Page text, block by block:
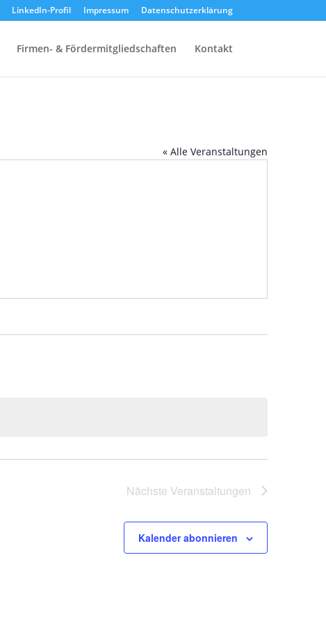
LinkedIn-Profil Impressum Datenschutzerklärung
Firmen- & Fördermitgliedschaften Kontakt
« Alle Veranstaltungen
Nächste Veranstaltungen
Kalender abonnieren